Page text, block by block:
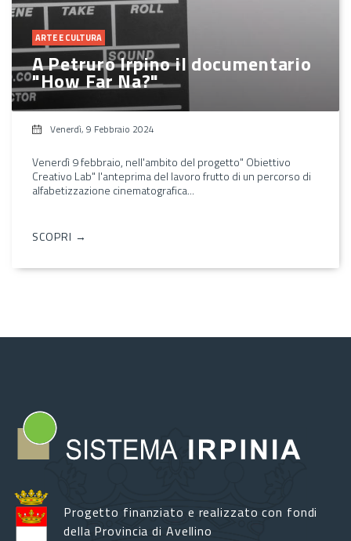
ARTE E CULTURA
A Petruro Irpino il documentario
"How Far Na?"
Venerdì, 9 Febbraio 2024
Venerdì 9 febbraio, nell'ambito del progetto" Obiettivo
Creativo Lab" l'anteprima del lavoro frutto di un percorso di
alfabetizzazione cinematografica...
SCOPRI →
Progetto finanziato e realizzato con fondi
della Provincia di Avellino